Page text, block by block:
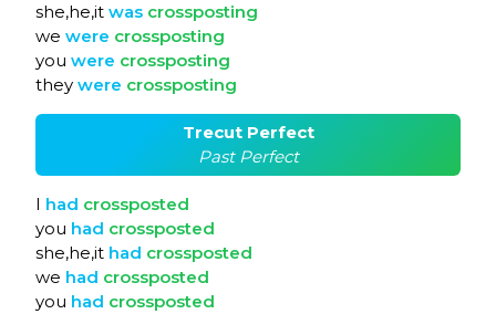
she,he,it was crossposting
we were crossposting
you were crossposting
they were crossposting
Trecut Perfect
Past Perfect
I had crossposted
you had crossposted
she,he,it had crossposted
we had crossposted
you had crossposted